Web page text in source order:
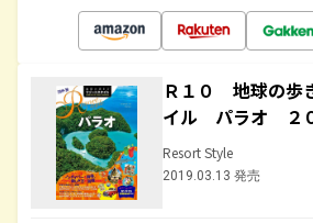
Ｒ１０ 地球の歩
イル パラオ ２
Resort Style
2019.03.13 発売